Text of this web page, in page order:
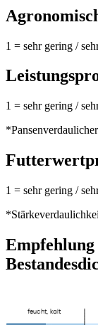
1 = sehr gering /
1 = sehr gering /
1 = sehr gering /